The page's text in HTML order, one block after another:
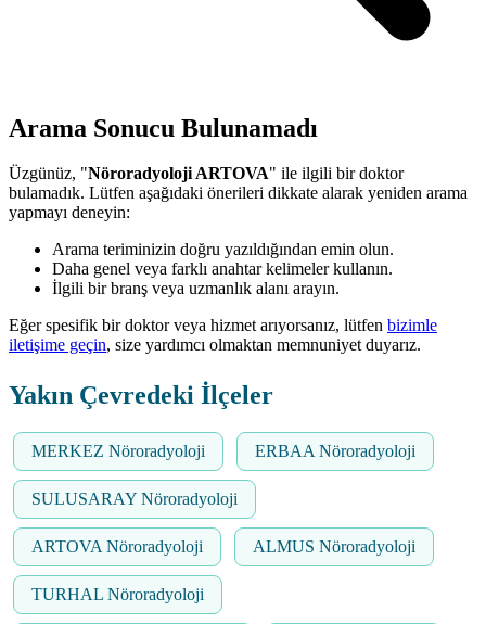
Arama Sonucu Bulunamadı
Üzgünüz, "Nöroradyoloji ARTOVA" ile ilgili bir doktor
bulamadık. Lütfen aşağıdaki önerileri dikkate alarak yeniden arama
yapmayı deneyin:
Arama teriminizin doğru yazıldığından emin olun.
Daha genel veya farklı anahtar kelimeler kullanın.
İlgili bir branş veya uzmanlık alanı arayın.
Eğer spesifik bir doktor veya hizmet arıyorsanız, lütfen bizimle
iletişime geçin, size yardımcı olmaktan memnuniyet duyarız.
Yakın Çevredeki İlçeler
MERKEZ Nöroradyoloji ERBAA Nöroradyoloji
SULUSARAY Nöroradyoloji
ARTOVA Nöroradyoloji ALMUS Nöroradyoloji
TURHAL Nöroradyoloji